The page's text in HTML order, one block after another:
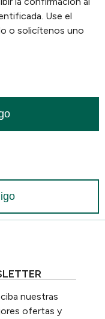
Use el
o solicítenos uno
nuestras
ofertas y